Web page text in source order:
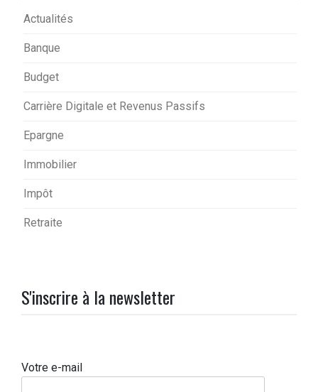
Actualités
Banque
Budget
Carrière Digitale et Revenus Passifs
Epargne
Immobilier
Impôt
Retraite
S'inscrire à la newsletter
Votre e-mail